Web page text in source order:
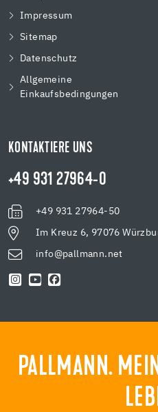
Impressum
Sitemap
Datenschutz
Allgemeine
Einkaufsbedingungen
KONTAKTIERE UNS
+49 931 27964-0
+49 931 27964-50
Im Kreuz 6, 97076
info@pallmann.net
PALLMANN.